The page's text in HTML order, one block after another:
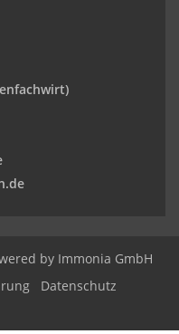
by Immonia GmbH
Datenschutz